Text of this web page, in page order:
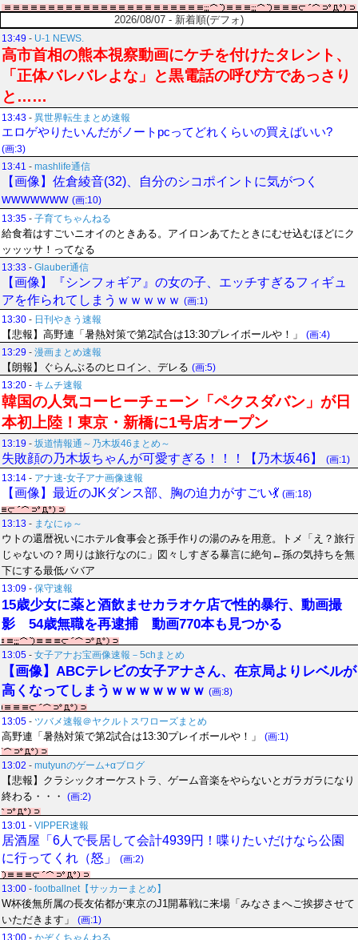
2026/08/07 - 新着順(デフォ)
13:49 - U-1 NEWS.
高市首相の熊本視察動画にケチを付けたタレント、
「正体バレバレよな」と黒電話の呼び方であっさり
と……
13:43 - 異世界転生まとめ速報
エロゲやりたいんだがノートpcってどれくらいの買えばいい?
(画:3)
13:41 - mashlife通信
【画像】佐倉綾音(32)、自分のシコポイントに気がつく
wwwwwww (画:10)
13:35 - 子育てちゃんねる
給食着はすごいニオイのときある。アイロンあてたときにむせ込むほどにク
ッッッサ！ってなる
13:33 - Glauber通信
【画像】『シンフォギア』の女の子、エッチすぎるフィギュ
アを作られてしまうｗｗｗｗｗ (画:1)
13:30 - 日刊やきう速報
【悲報】高野連「暑熱対策で第2試合は13:30プレイボールや！」
(画:4)
13:29 - 漫画まとめ速報
【朗報】ぐらんぶるのヒロイン、デレる (画:5)
13:20 - キムチ速報
韓国の人気コーヒーチェーン「ペクスダバン」が日
本初上陸！東京・新橋に1号店オープン
13:19 - 坂道情報通～乃木坂46まとめ～
失敗顔の乃木坂ちゃんが可愛すぎる！！！【乃木坂46】
(画:1)
13:14 - アナ速‐女子アナ画像速報
【画像】最近のJKダンス部、胸の迫力がすごい💃 (画:18)
13:13 - まなにゅ～
ウトの還暦祝いにホテル食事会と孫手作りの湯のみを用意。トメ「え？旅行
じゃないの？周りは旅行なのに」図々しすぎる暴言に絶句←孫の気持ちを無
下にする最低ババア
13:09 - 保守速報
15歳少女に薬と酒飲ませカラオケ店で性的暴行、動画撮
影 54歳無職を再逮捕 動画770本も見つかる
13:05 - 女子アナお宝画像速報－5chまとめ
【画像】ABCテレビの女子アナさん、在京局よりレベルが
高くなってしまうｗｗｗｗｗｗｗ (画:8)
13:05 - ツバメ速報＠ヤクルトスワローズまとめ
高野連「暑熱対策で第2試合は13:30プレイボールや！」 (画:1)
13:02 - mutyunのゲーム+αブログ
【悲報】クラシックオーケストラ、ゲーム音楽をやらないとガラガラになり
終わる・・・
(画:2)
13:01 - VIPPER速報
居酒屋「6人で長居して会計4939円！喋りたいだけなら公園
に行ってくれ（怒」
(画:2)
13:00 - footballnet【サッカーまとめ】
W杯後無所属の長友佑都が東京のJ1開幕戦に来場「みなさまへご挨拶させて
いただきます」
(画:1)
13:00 - かぞくちゃんねる